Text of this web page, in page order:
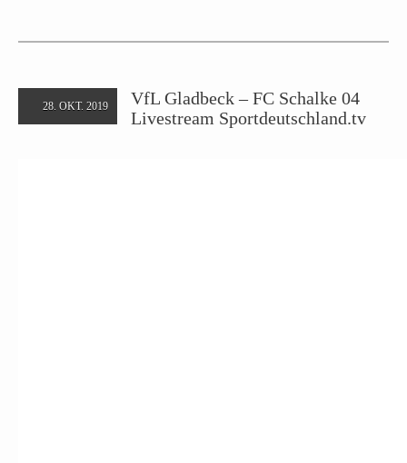
28. OKT. 2019
VfL Gladbeck – FC Schalke 04
Livestream Sportdeutschland.tv